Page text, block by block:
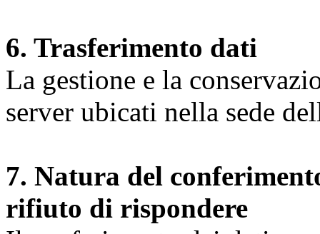
6. Trasferimento dati
La gestione e la
server ubicati nella sede
7. Natura del
rifiuto di rispondere